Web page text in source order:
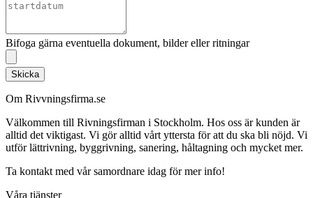
Bifoga gärna eventuella dokument, bilder eller ritningar
Skicka
Om Rivvningsfirma.se
Välkommen till Rivningsfirman i Stockholm. Hos oss är kunden är
alltid det viktigast. Vi gör alltid vårt yttersta för att du ska bli nöjd. Vi
utför lättrivning, byggrivning, sanering, håltagning och mycket mer.
Ta kontakt med vår samordnare idag för mer info!
Våra tjänster